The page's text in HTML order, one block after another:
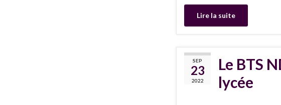
Lire la suite
SEP
23
2022
Le BTS
lycée